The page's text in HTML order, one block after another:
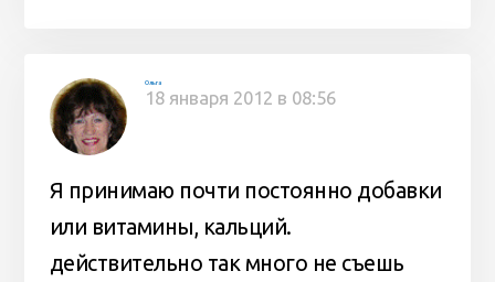
Ольга
18 января 2012 в 08:56
Я принимаю почти постоянно добавки
или витамины, кальций.
действительно так много не съешь